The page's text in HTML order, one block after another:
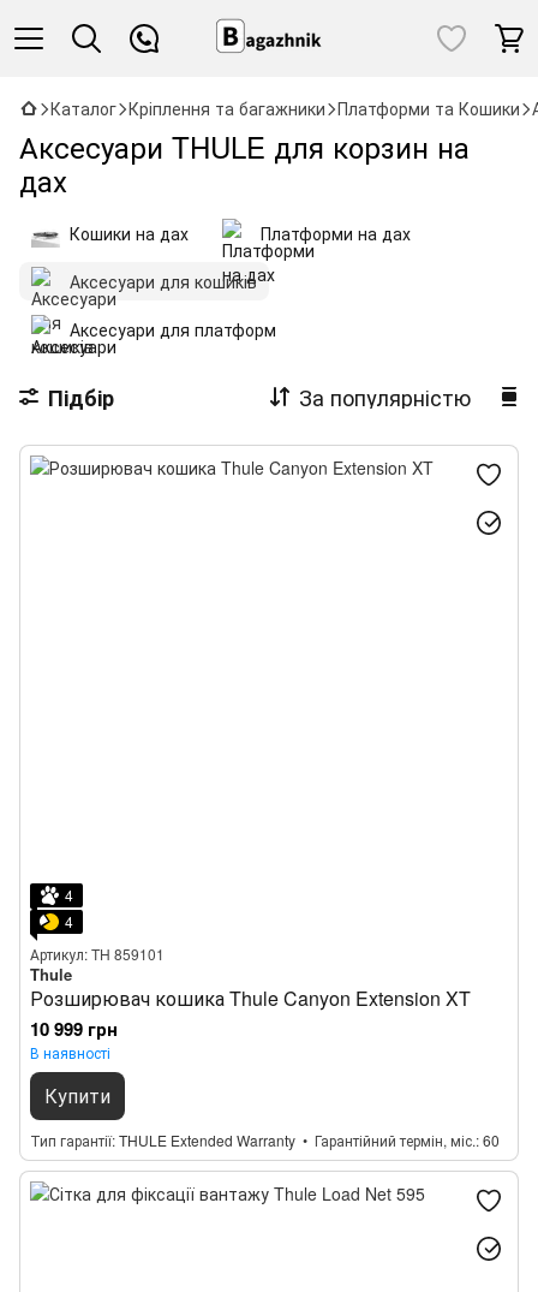
Каталог Кріплення та багажники Платформи та Кошики
Аксесуари THULE для корзин на
дах
Кошики на дах
Платформи на дах
Аксесуари для кошиків
Аксесуари для платформ
Підбір За популярністю
4
4
Артикул: TH 859101
Thule
Розширювач кошика Thule Canyon Extension XT
10 999 грн
В наявності
Купити
Тип гарантії THULE Extended Warranty Гарантійний термін, міс. 60